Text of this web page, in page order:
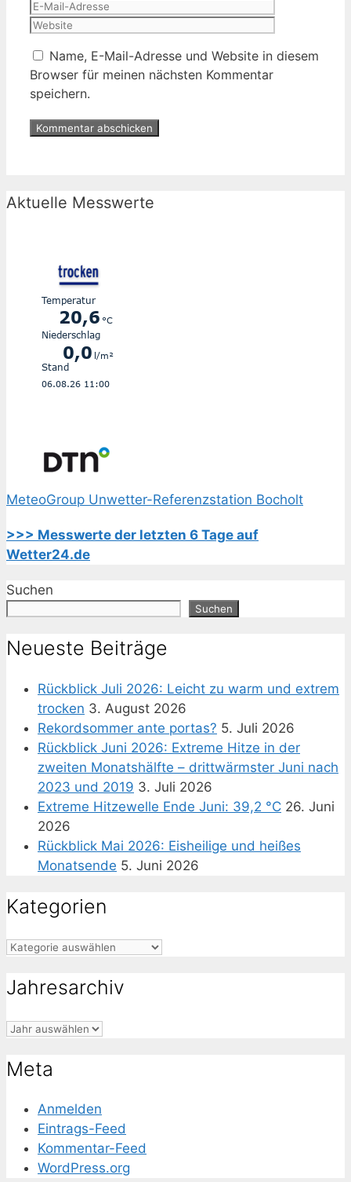
Name, E-Mail-Adresse und Website in diesem
Browser für meinen nächsten Kommentar
speichern.
Aktuelle Messwerte
MeteoGroup Unwetter-Referenzstation Bocholt
>>> Messwerte der letzten 6 Tage auf
Wetter24.de
Suchen
Suchen
Neueste Beiträge
Rückblick Juli 2026: Leicht zu warm und extrem
trocken 3. August 2026
Rekordsommer ante portas? 5. Juli 2026
Rückblick Juni 2026: Extreme Hitze in der
zweiten Monatshälfte – drittwärmster Juni nach
2023 und 2019 3. Juli 2026
Extreme Hitzewelle Ende Juni: 39,2 °C 26. Juni
2026
Rückblick Mai 2026: Eisheilige und heißes
Monatsende 5. Juni 2026
Kategorien
Kategorien
Jahresarchiv
Meta
Anmelden
Eintrags-Feed
Kommentar-Feed
WordPress.org